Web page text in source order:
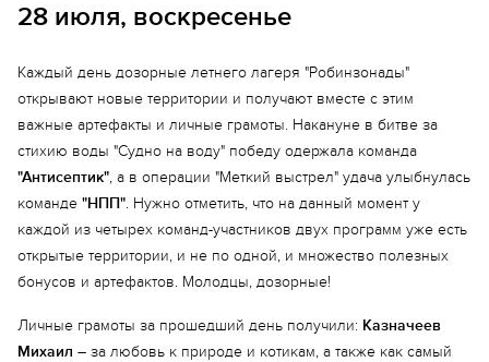
28 июля, воскресенье
Каждый день дозорные летнего лагеря "Робинзонады"
открывают новые территории и получают вместе с этим
важные артефакты и личные грамоты. Накануне в битве за
стихию воды "Судно на воду" победу одержала команда
"Антисептик", а в операции "Меткий выстрел" удача улыбнулась
команде "НПП". Нужно отметить, что на данный момент у
каждой из четырех команд-участников двух программ уже есть
открытые территории, и не по одной, и множество полезных
бонусов и артефактов. Молодцы, дозорные!
Личные грамоты за прошедший день получили: Казначеев
Михаил – за любовь к природе и котикам, а также как самый